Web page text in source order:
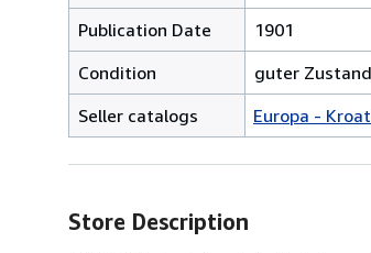
Publication Date
1901
Condition
guter Zustand
Seller catalogs
Europa -
Store Description